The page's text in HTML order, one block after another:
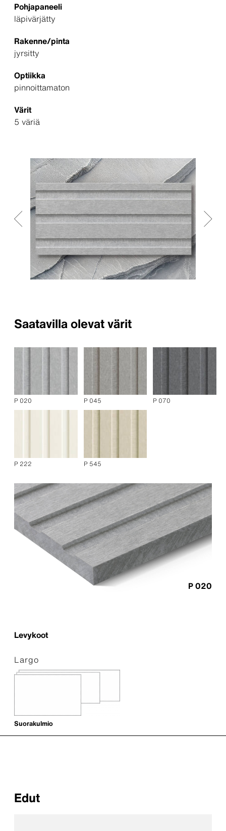
Pohjapaneeli
läpivärjätty
Rakenne/pinta
jyrsitty
Optiikka
pinnoittamaton
Värit
5 väriä
Saatavilla olevat värit
P 020
P 020 P 045 P 070
P 222 P 545
Levykoot
Largo
Suorakulmio
Edut